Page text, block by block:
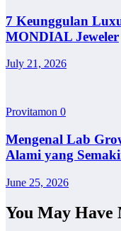
7 Keunggulan
MONDIAL Jeweler
July 21, 2026
Provitamon 0
Mengenal Lab
Alami yang
June 25, 2026
You May Have